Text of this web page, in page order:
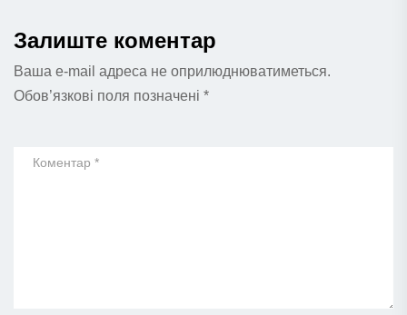
Залиште коментар
Ваша e-mail адреса не оприлюднюватиметься.
Обов’язкові поля позначені *